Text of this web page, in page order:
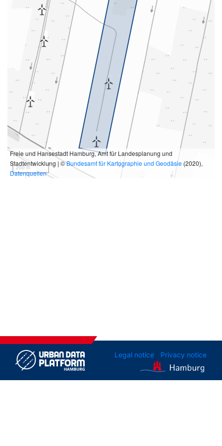
200 m
Freie und Hansestadt Hamburg, Amt für Landesplanung und
Stadtentwicklung | ©Bundesamt für Kartographie und Geodäsie(2020),
Datenquellen
Legal notice Privacy notice